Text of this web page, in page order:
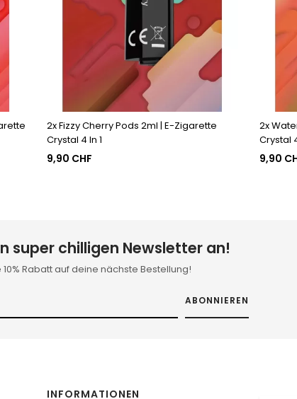
2x Fizzy Cherry Pods 2ml | E-Zigarette
Crystal 4 In 1
9,90 CHF
2x
Crystal
9,90
super chilligen Newsletter an!
Rabatt auf deine nächste Bestellung!
ABONNIEREN
INFORMATIONEN